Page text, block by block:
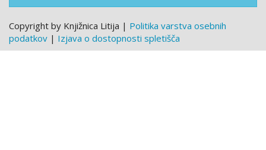
Copyright by Knjižnica Litija | Politika varstva osebnih
podatkov | Izjava o dostopnosti spletišča